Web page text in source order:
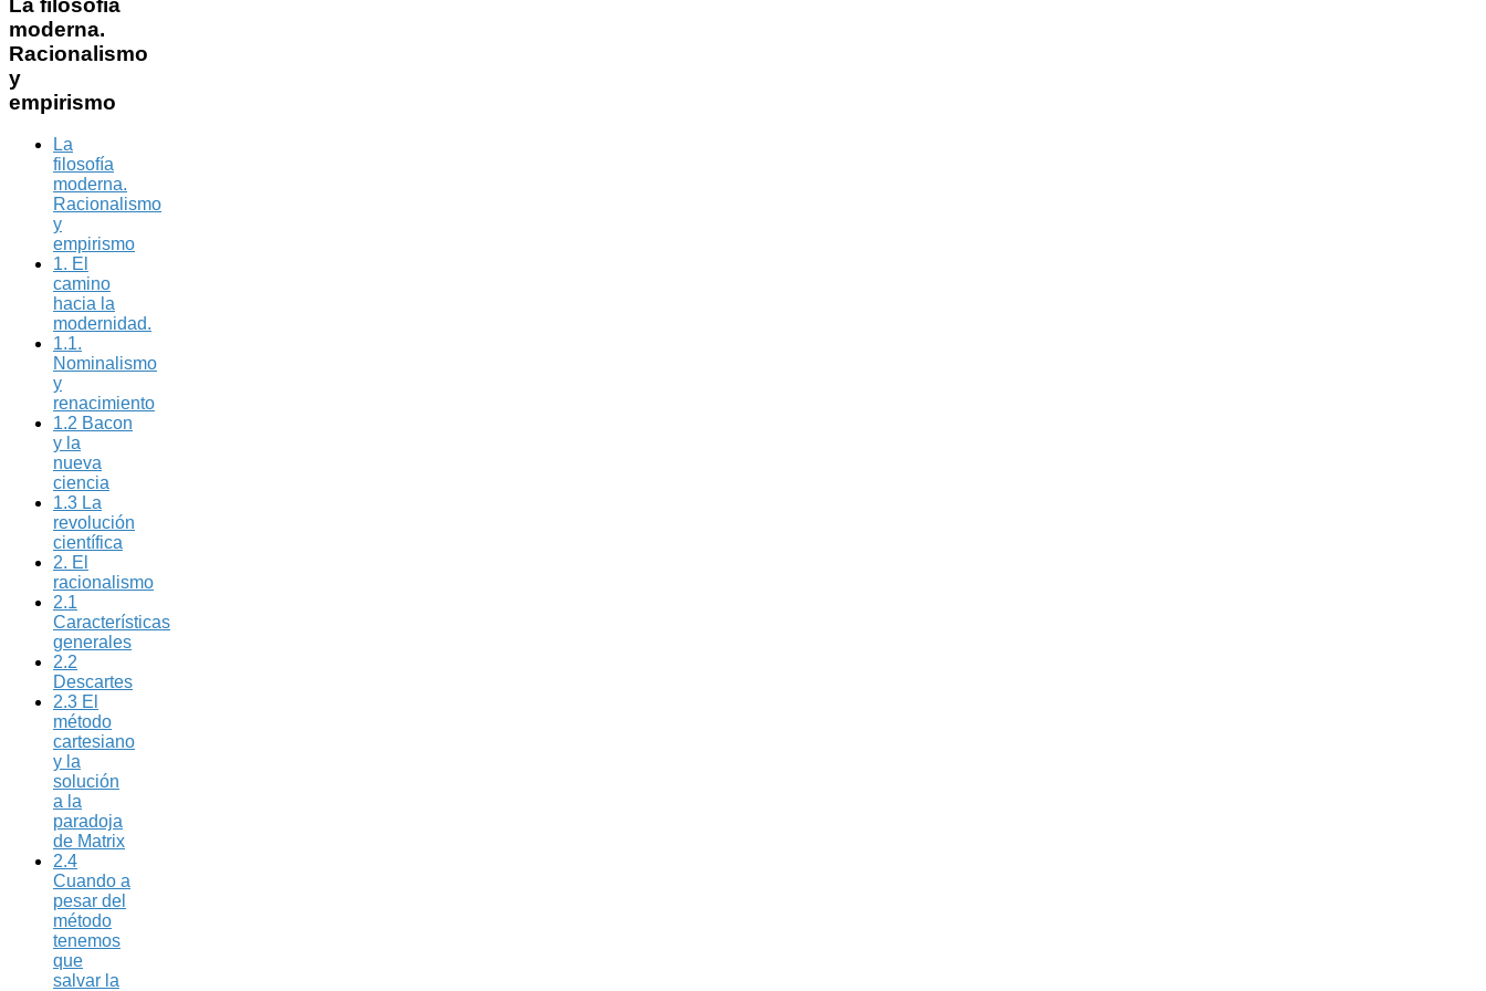
moderna.
Racionalismo
y
empirismo
La
filosofía
moderna.
Racionalismo
y
empirismo
1. El
camino
hacia la
modernidad.
1.1.
Nominalismo
y
renacimiento
1.2 Bacon
y la
nueva
ciencia
1.3 La
revolución
científica
2. El
racionalismo
2.1
Características
generales
2.2
Descartes
2.3 El
método
cartesiano
y la
solución
a la
paradoja
de Matrix
2.4
Cuando a
pesar del
método
tenemos
que
salvar la